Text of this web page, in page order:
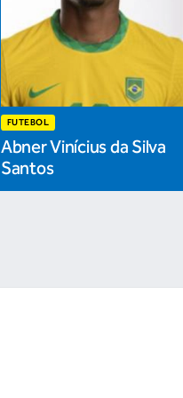
FUTEBOL
Abner Vinícius da Silva
Santos